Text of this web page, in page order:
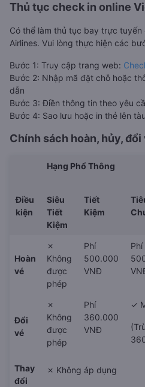
Thủ tục check in online
Có thể làm thủ tục bay trực
Airlines. Vui lòng thực hiện các
Bước 1: Truy cập trang web:
Bước 2: Nhập mã đặt chỗ hoặc
dẫn
Bước 3: Điền thông tin theo yêu
Bước 4: Sao lưu hoặc in thẻ lên tàu
Chính sách hoàn, hủy, đổi
Hạng Phổ Thông
Điều
kiện
Siêu
Tiết
Kiệm
Tiết
Kiệm
Hoàn
vé
✗
Không
được
phép
Phí
500.000
VNĐ
Phí
Đổi
vé
✗
Không
được
phép
Phí
360.000
VNĐ
✓
Thay
đổi
✗ Không áp dụng